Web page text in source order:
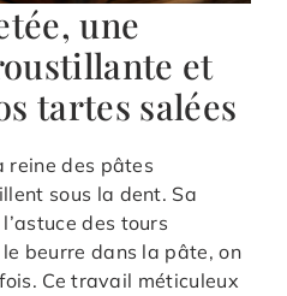
une
et
tartes salées
reine des pâtes
sous la dent. Sa
des tours
beurre dans la pâte, on
Ce travail méticuleux